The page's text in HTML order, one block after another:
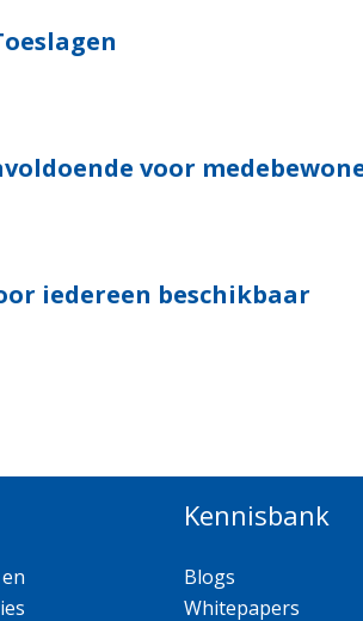
voor
iedereen beschikbaar
Kennisbank
Blogs
Whitepapers